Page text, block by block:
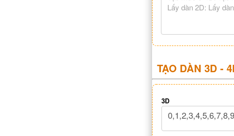
TẠO DÀN 3D -
3D